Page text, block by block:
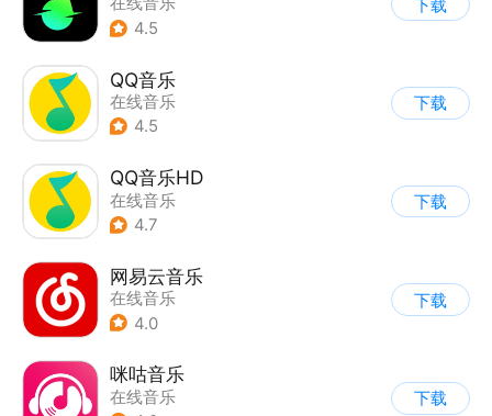
4.5
下载
QQ音乐
在线音乐
4.5
下载
QQ音乐HD
在线音乐
4.7
下载
网易云音乐
在线音乐
4.0
下载
咪咕音乐
在线音乐
下载